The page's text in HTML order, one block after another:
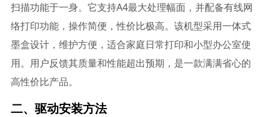
扫描功能于一身。它支持A4最大处理幅面，并配备有线网
络打印功能，操作简便，性价比极高。该机型采用一体式
墨盒设计，维护方便，适合家庭日常打印和小型办公室使
用。用户反馈其质量和性能超出预期，是一款满满省心的
高性价比产品。
二、驱动安装方法